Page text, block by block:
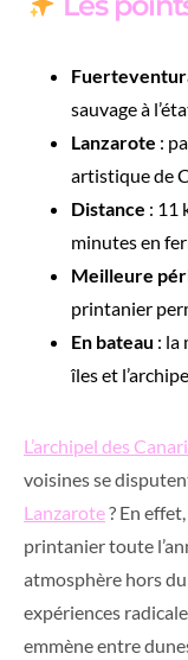
sauvage à
Lanzarote :
artistique de
Distance : 11
minutes en
Meilleure
printanier
En bateau : la
îles et
L’archipel des
voisines se
Lanzarote? En
printanier toute
atmosphère hors
expériences
emmène entre